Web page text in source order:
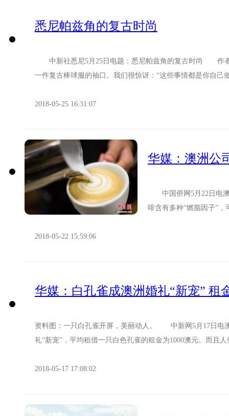
悉尼帕兹角的复古时尚
中新社悉尼5月25日电题：悉尼帕兹角的复古时尚 作
一件复古棒球服的袖口。我们很惊讶：“这些事情都是你自己
2018-05-25 16:31:07
华媒：澳洲公
中国侨网5月22日电澳
啡含有多种“燃脂因子”
2018-05-22 15:59:06
华媒：白孔雀成澳洲婚礼“新宠” 租
资料图：一只白孔雀开屏，美丽动人。 中新网5月17日电
礼“新宠”，平均租借一只白色孔雀的租金为1000澳元。而且
2018-05-17 17:08:02